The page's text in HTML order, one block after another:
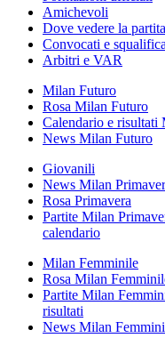
Amichevoli
Dove vedere la partita
Convocati e
Arbitri e VAR
Milan Futuro
Rosa Milan Futuro
Calendario e risultati
News Milan Futuro
Giovanili
News Milan
Rosa Primavera
Partite Milan
calendario
Milan Femminile
Rosa Milan
Partite Milan
risultati
News Milan